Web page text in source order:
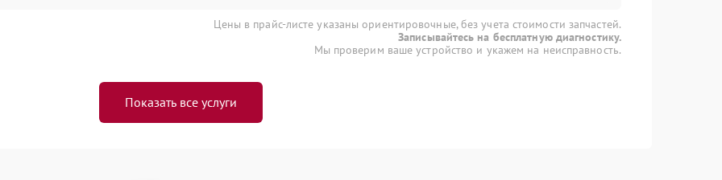
Цены в прайс-листе указаны ориентировочные, без учета стоимости запчастей.
Записывайтесь на бесплатную диагностику.
Мы проверим ваше устройство и укажем на неисправность.
Показать все услуги